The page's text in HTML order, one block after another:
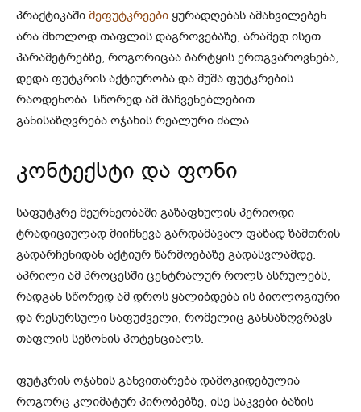
პრაქტიკაში მეფუტკრეები ყურადღებას ამახვილებენ
არა მხოლოდ თაფლის დაგროვებაზე, არამედ ისეთ
პარამეტრებზე, როგორიცაა ბარტყის ერთგვაროვნება,
დედა ფუტკრის აქტიურობა და მუშა ფუტკრების
რაოდენობა. სწორედ ამ მაჩვენებლებით
განისაზღვრება ოჯახის რეალური ძალა.
კონტექსტი და ფონი
საფუტკრე მეურნეობაში გაზაფხულის პერიოდი
ტრადიციულად მიიჩნევა გარდამავალ ფაზად ზამთრის
გადარჩენიდან აქტიურ წარმოებაზე გადასვლამდე.
აპრილი ამ პროცესში ცენტრალურ როლს ასრულებს,
რადგან სწორედ ამ დროს ყალიბდება ის ბიოლოგიური
და რესურსული საფუძველი, რომელიც განსაზღვრავს
თაფლის სეზონის პოტენციალს.
ფუტკრის ოჯახის განვითარება დამოკიდებულია
როგორც კლიმატურ პირობებზე, ისე საკვები ბაზის